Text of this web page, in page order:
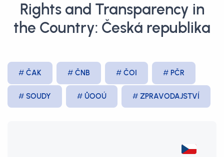
Rights and Transparency in
the Country: Česká republika
ČAK ČNB ČOI PČR
SOUDY ŮOOÚ ZPRAVODAJSTVÍ